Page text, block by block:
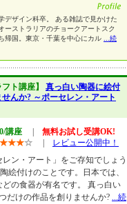
デザイン科卒。 ある雑誌で見かけた
ーストラリアのチョークアートスク
帰国。東京・千葉を中心にカル
...続
フト講座】 真っ白い陶器に絵付
んか? ～ポーセレン・アート
講座
無料お試し受講OK!
★★★☆
レビュー公開中！
ン・アート」をご存知でしょう
絵付けのことです。日本では、
の食器が有名です。 真っ白い
だけの作品を創りませんか? ...続